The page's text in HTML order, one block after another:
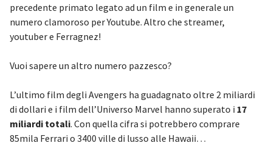
precedente primato legato ad un film e in generale un
numero clamoroso per Youtube. Altro che streamer,
youtuber e Ferragnez!
Vuoi sapere un altro numero pazzesco?
L’ultimo film degli Avengers ha guadagnato oltre 2 miliardi
di dollari e i film dell’Universo Marvel hanno superato i 17
miliardi totali. Con quella cifra si potrebbero comprare
85mila Ferrari o 3400 ville di lusso alle Hawaii…